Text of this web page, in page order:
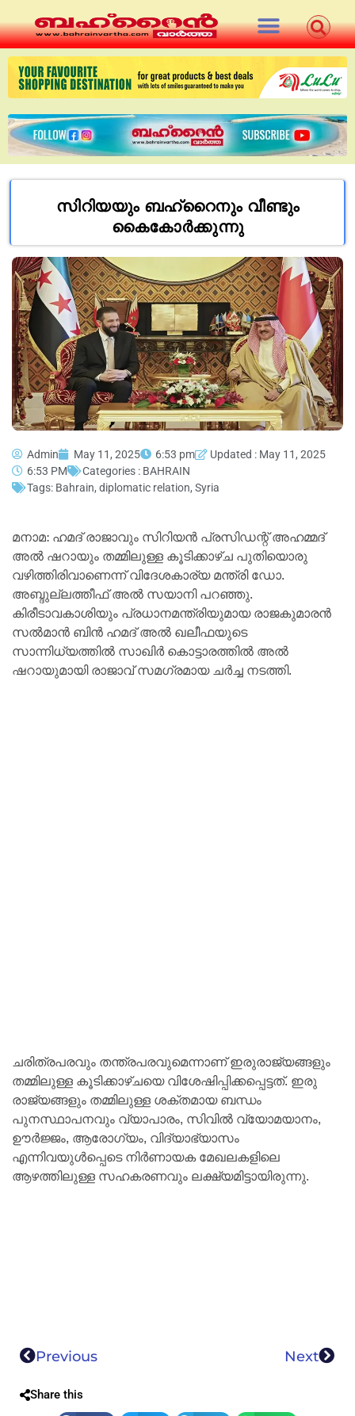
സിറിയയും ബഹ്റൈനും വീണ്ടും
കൈകോര്‍ക്കുന്നു
Admin May 11, 2025 6:53 pm
Updated : May 11, 2025
6:53 PM
Categories : BAHRAIN
Tags: Bahrain, diplomatic relation, Syria
മനാമ: ഹമദ് രാജാവും സിറിയന്‍ പ്രസിഡന്റ് അഹമ്മദ്
അല്‍ ഷറായും തമ്മിലുള്ള കൂടിക്കാഴ്ച പുതിയൊരു
വഴിത്തിരിവാണെന്ന് വിദേശകാര്യ മന്ത്രി ഡോ.
അബ്ദുല്ലത്തീഫ് അല്‍ സയാനി പറഞ്ഞു.
കിരീടാവകാശിയും പ്രധാനമന്ത്രിയുമായ രാജകുമാരന്‍
സല്‍മാന്‍ ബിന്‍ ഹമദ് അല്‍ ഖലീഫയുടെ
സാന്നിധ്യത്തില്‍ സാഖിര്‍ കൊട്ടാരത്തില്‍ അല്‍
ഷറായുമായി രാജാവ് സമഗ്രമായ ചര്‍ച്ച നടത്തി.
ചരിത്രപരവും തന്ത്രപരവുമെന്നാണ് ഇരുരാജ്യങ്ങളും
തമ്മിലുള്ള കൂടിക്കാഴ്ചയെ വിശേഷിപ്പിക്കപ്പെട്ടത്. ഇരു
രാജ്യങ്ങളും തമ്മിലുള്ള ശക്തമായ ബന്ധം
പുനസ്ഥാപനവും വ്യാപാരം, സിവില്‍ വ്യോമയാനം,
ഊര്‍ജ്ജം, ആരോഗ്യം, വിദ്യാഭ്യാസം
എന്നിവയുള്‍പ്പെടെ നിര്‍ണായക മേഖലകളിലെ
ആഴത്തിലുള്ള സഹകരണവും ലക്ഷ്യമിട്ടായിരുന്നു.
Previous Next
Share this